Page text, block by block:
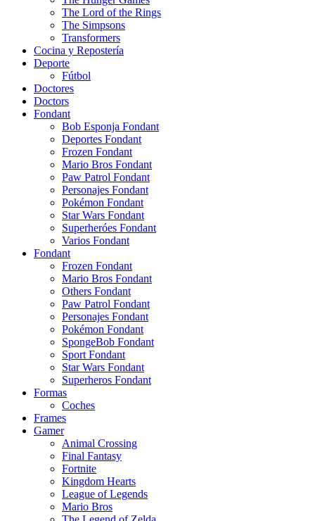
The Lord of the Rings
The Simpsons
Transformers
Cocina y Repostería
Deporte
Fútbol
Doctores
Doctors
Fondant
Bob Esponja Fondant
Deportes Fondant
Frozen Fondant
Mario Bros Fondant
Paw Patrol Fondant
Personajes Fondant
Pokémon Fondant
Star Wars Fondant
Superheróes Fondant
Varios Fondant
Fondant
Frozen Fondant
Mario Bros Fondant
Others Fondant
Paw Patrol Fondant
Personajes Fondant
Pokémon Fondant
SpongeBob Fondant
Sport Fondant
Star Wars Fondant
Superheros Fondant
Formas
Coches
Frames
Gamer
Animal Crossing
Final Fantasy
Fortnite
Kingdom Hearts
League of Legends
Mario Bros